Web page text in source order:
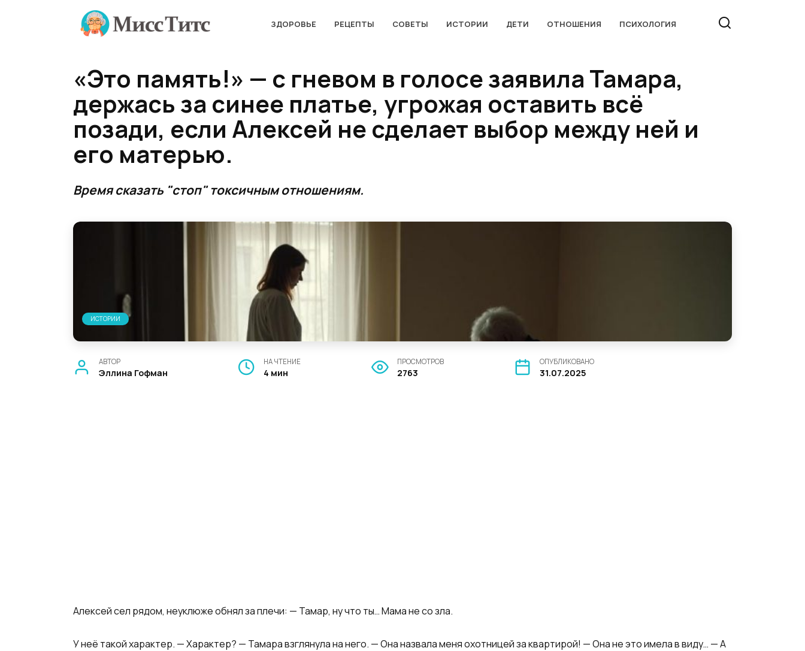
ЗДОРОВЬЕ РЕЦЕПТЫ СОВЕТЫ ИСТОРИИ ДЕТИ ОТНОШЕНИЯ ПСИХОЛОГИЯ
«Это память!» — с гневом в голосе заявила Тамара,
держась за синее платье, угрожая оставить всё
позади, если Алексей не сделает выбор между ней и
его матерью.
Время сказать "стоп" токсичным отношениям.
ИСТОРИИ
АВТОР
Эллина Гофман
НА ЧТЕНИЕ
4 мин
ПРОСМОТРОВ
2763
ОПУБЛИКОВАНО
31.07.2025
Алексей сел рядом, неуклюже обнял за плечи: — Тамар, ну что ты… Мама не со зла.
У неё такой характер. — Характер? — Тамара взглянула на него. — Она назвала меня охотницей за квартирой! — Она не это имела в виду… — А